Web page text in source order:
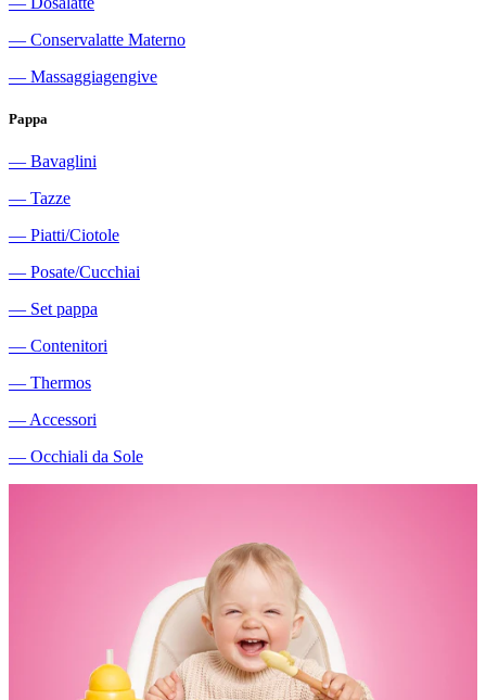
― Conservalatte Materno
― Massaggiagengive
Pappa
― Bavaglini
― Tazze
― Piatti/Ciotole
― Posate/Cucchiai
― Set pappa
― Contenitori
― Thermos
― Accessori
― Occhiali da Sole